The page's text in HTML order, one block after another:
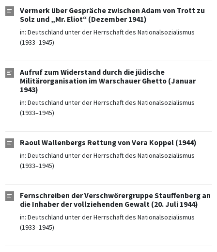
Vermerk über Gespräche zwischen Adam von Trott zu
Solz und „Mr. Eliot“ (Dezember 1941)
in: Deutschland unter der Herrschaft des Nationalsozialismus
(1933–1945)
Aufruf zum Widerstand durch die jüdische
Militärorganisation im Warschauer Ghetto (Januar
1943)
in: Deutschland unter der Herrschaft des Nationalsozialismus
(1933–1945)
Raoul Wallenbergs Rettung von Vera Koppel (1944)
in: Deutschland unter der Herrschaft des Nationalsozialismus
(1933–1945)
Fernschreiben der Verschwörergruppe Stauffenberg an
die Inhaber der vollziehenden Gewalt (20. Juli 1944)
in: Deutschland unter der Herrschaft des Nationalsozialismus
(1933–1945)